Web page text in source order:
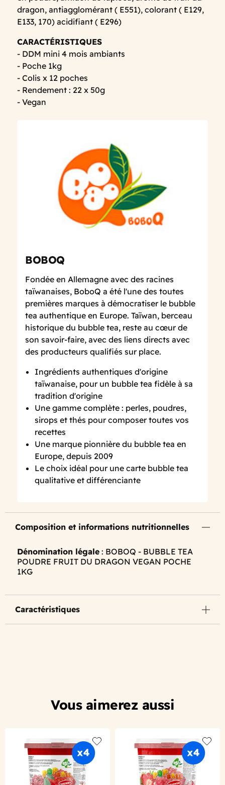
dragon, antiagglomérant ( E551), colorant ( E129,
E133, 170) acidifiant ( E296)
CARACTÉRISTIQUES
- DDM mini 4 mois ambiants
- Poche 1kg
- Colis x 12 poches
- Rendement : 22 x 50g
- Vegan
BOBOQ
Fondée en Allemagne avec des racines
taïwanaises, BoboQ a été l'une des toutes
premières marques à démocratiser le bubble
tea authentique en Europe. Taïwan, berceau
historique du bubble tea, reste au cœur de
son savoir-faire, avec des liens directs avec
des producteurs qualifiés sur place.
Ingrédients authentiques d'origine
taïwanaise, pour un bubble tea fidèle à sa
tradition d'origine
Une gamme complète : perles, poudres,
sirops et thés pour composer toutes vos
recettes
Une marque pionnière du bubble tea en
Europe, depuis 2009
Le choix idéal pour une carte bubble tea
qualitative et différenciante
Composition et informations nutritionnelles
Dénomination légale : BOBOQ - BUBBLE TEA
POUDRE FRUIT DU DRAGON VEGAN POCHE
1KG
Caractéristiques
Vous aimerez aussi
Add to wishlist Add